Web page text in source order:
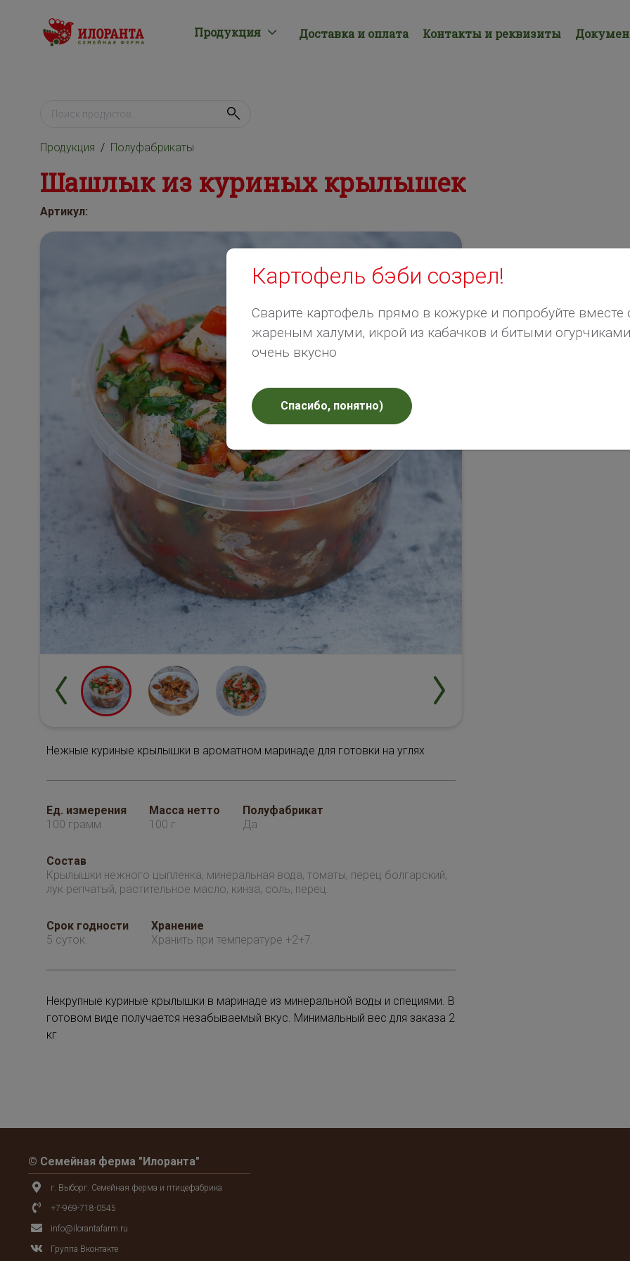
Продукция Доставка и оплата Контакты и реквизиты
Продукция Полуфабрикаты
Шашлык из куриных крылышек
Артикул:
Нежные куриные крылышки в ароматном маринаде для готовки на углях
Ед. измерения
100 грамм
Масса нетто
100 г
Полуфабрикат
Да
Состав
Крылышки нежного цыпленка, минеральная вода, томаты, перец болгарский,
лук репчатый, растительное масло, кинза, соль, перец.
Срок годности
5 суток.
Хранение
Хранить при температуре +2+7.
Некрупные куриные крылышки в маринаде из минеральной воды и специями. В
готовом виде получается незабываемый вкус. Минимальный вес для заказа 2
кг
© Семейная ферма "Илоранта"
г. Выборг. Семейная ферма и птицефабрика
+7-969-718-0545
info@ilorantafarm.ru
Группа Вконтакте
Картофель бэби созрел!
Сварите картофель прямо в кожурке и попробуйте вместе
жареным халуми, икрой из кабачков и битыми огурчиками
очень вкусно
Спасибо, понятно)